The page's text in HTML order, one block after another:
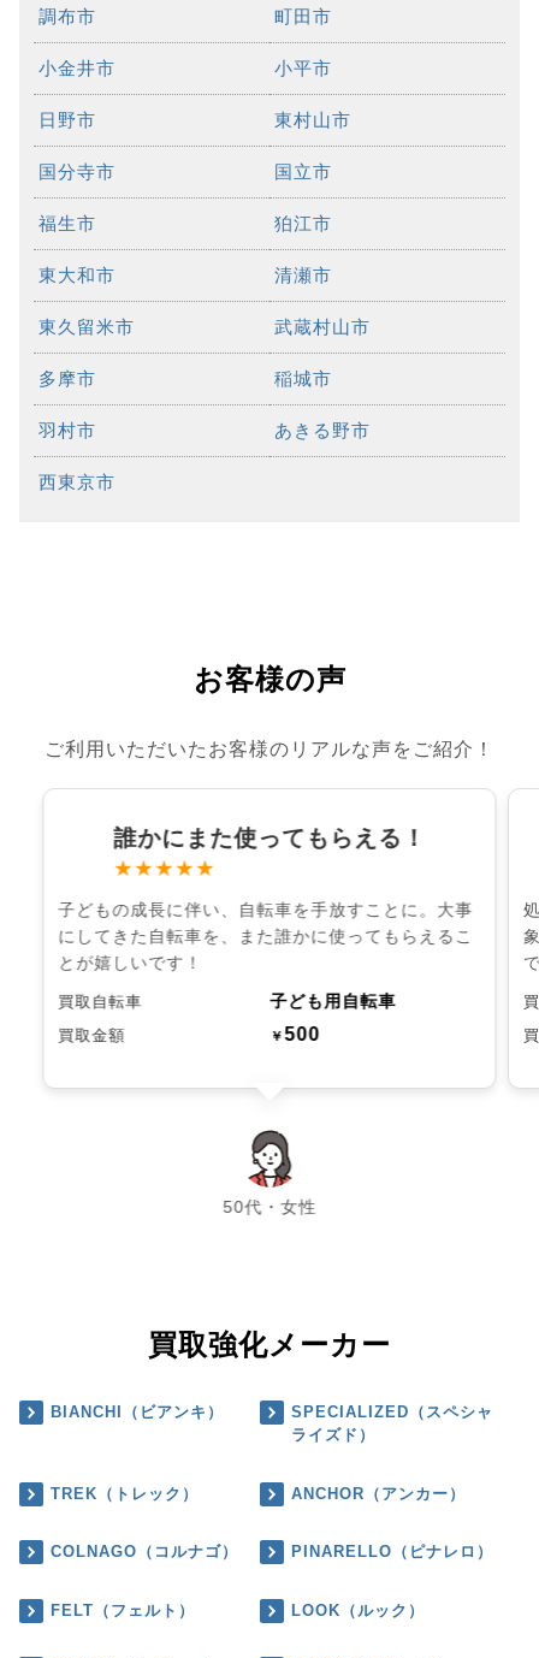
調布市 町田市
小金井市 小平市
日野市 東村山市
国分寺市 国立市
福生市 狛江市
東大和市 清瀬市
東久留米市 武蔵村山市
多摩市 稲城市
羽村市 あきる野市
西東京市
お客様の声
ご利用いただいたお客様のリアルな声をご紹介！
誰かにまた使ってもらえる！
★★★★★
子どもの成長に伴い、自転車を手放すことに。大事
にしてきた自転車を、また誰かに使ってもらえるこ
とが嬉しいです！
買取自転車 子ども用自転車
買取金額 ￥500
50代・女性
chevron_left chevron_right
買取強化メーカー
BIANCHI（ビアンキ）
SPECIALIZED（スペシャ
ライズド）
TREK（トレック） ANCHOR（アンカー）
COLNAGO（コルナゴ） PINARELLO（ピナレロ）
FELT（フェルト） LOOK（ルック）